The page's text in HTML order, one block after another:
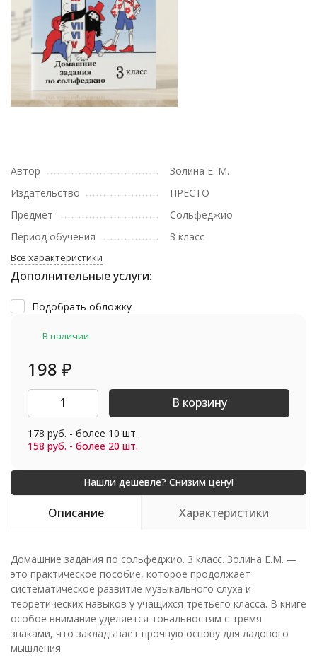
Автор
Золина Е. М.
Издательство
ПРЕСТО
Предмет
Сольфеджио
Период обучения
3 класс
Все характеристики
Дополнительные услуги:
Подобрать обложку
В наличии
198 ₽
В корзину
178 руб. - более 10 шт.
158 руб. - более 20 шт.
Описание Характеристики
Домашние задания по сольфеджио. 3 класс. Золина Е.М. —
это практическое пособие, которое продолжает
систематическое развитие музыкального слуха и
теоретических навыков у учащихся третьего класса. В книге
особое внимание уделяется тональностям с тремя
знаками, что закладывает прочную основу для ладового
мышления.